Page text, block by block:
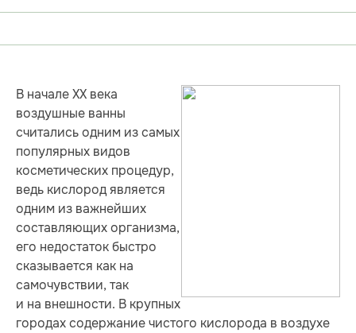
В начале ХХ века
воздушные ванны
считались одним из самых
популярных видов
косметических процедур,
ведь кислород является
одним из важнейших
составляющих организма,
его недостаток быстро
сказывается как на
самочувствии, так
и на внеш­но­сти. В крупных
городах содержание чистого кислорода в воздухе